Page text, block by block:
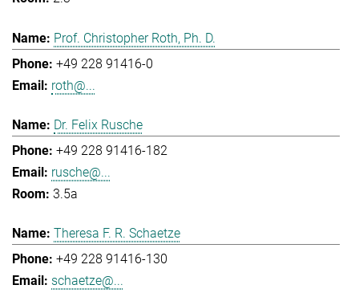
Prof. Christopher Roth, Ph. D.
+49 228 91416-0
roth@...
Dr. Felix Rusche
+49 228 91416-182
rusche@...
3.5a
Theresa F. R. Schaetze
+49 228 91416-130
schaetze@...